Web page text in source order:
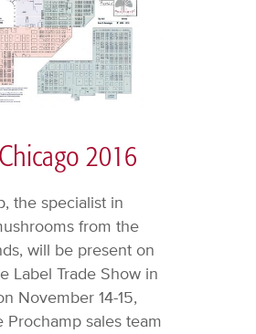
2016
the specialist in
from the
will be present on
Label Trade Show in
November 14-15,
Prochamp sales team